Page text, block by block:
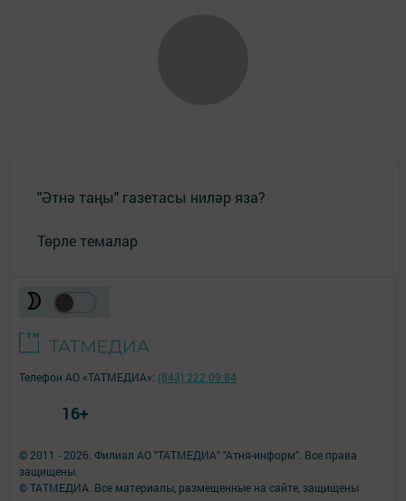
"Әтнә таңы" газетасы ниләр яза?
Төрле темалар
© 2011 - 2026. Филиал АО "ТАТМЕДИА" "Атня-информ". Все права
защищены.
© ТАТМЕДИА. Все материалы, размещенные на сайте, защищены
Телефон АО «ТАТМЕДИА»: (843) 222 09 84
16+